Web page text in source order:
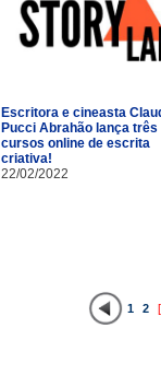
Escritora e cineasta
Pucci Abrahão lança três
cursos online de escrita
criativa!
22/02/2022
1 2